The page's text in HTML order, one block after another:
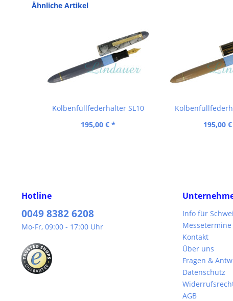
Ähnliche Artikel
Kolbenfüllfederhalter SL10
195,00 € *
195,00
Hotline
0049 8382 6208
Mo-Fr, 09:00 - 17:00 Uhr
Info für
Messetermine
Kontakt
Über uns
Fragen &
Datenschutz
AGB